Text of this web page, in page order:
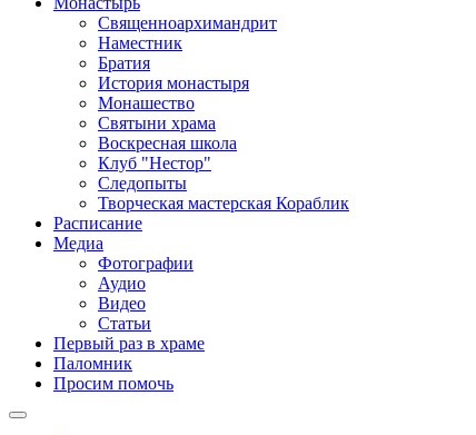
Священноархимандрит
Наместник
Братия
История монастыря
Монашество
Cвятыни храма
Воскресная школа
Клуб "Нестор"
Следопыты
Творческая мастерская Кораблик
Расписание
Медиа
Фотографии
Аудио
Видео
Статьи
Первый раз в храме
Паломник
Просим помочь